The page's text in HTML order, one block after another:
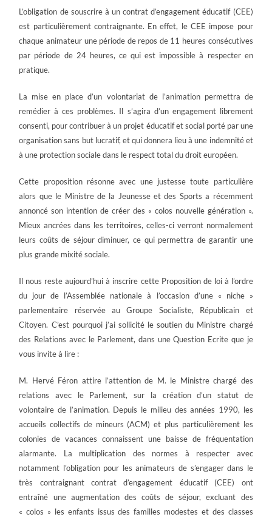
L’obligation de souscrire à un contrat d’engagement éducatif (CEE)
est particulièrement contraignante. En effet, le CEE impose pour
chaque animateur une période de repos de 11 heures consécutives
par période de 24 heures, ce qui est impossible à respecter en
pratique.
La mise en place d’un volontariat de l’animation permettra de
remédier à ces problèmes. Il s’agira d’un engagement librement
consenti, pour contribuer à un projet éducatif et social porté par une
organisation sans but lucratif, et qui donnera lieu à une indemnité et
à une protection sociale dans le respect total du droit européen.
Cette proposition résonne avec une justesse toute particulière
alors que le Ministre de la Jeunesse et des Sports a récemment
annoncé son intention de créer des « colos nouvelle génération ».
Mieux ancrées dans les territoires, celles-ci verront normalement
leurs coûts de séjour diminuer, ce qui permettra de garantir une
plus grande mixité sociale.
Il nous reste aujourd’hui à inscrire cette Proposition de loi à l’ordre
du jour de l’Assemblée nationale à l’occasion d’une « niche »
parlementaire réservée au Groupe Socialiste, Républicain et
Citoyen. C’est pourquoi j’ai sollicité le soutien du Ministre chargé
des Relations avec le Parlement, dans une Question Ecrite que je
vous invite à lire :
M. Hervé Féron attire l’attention de M. le Ministre chargé des
relations avec le Parlement, sur la création d’un statut de
volontaire de l’animation. Depuis le milieu des années 1990, les
accueils collectifs de mineurs (ACM) et plus particulièrement les
colonies de vacances connaissent une baisse de fréquentation
alarmante. La multiplication des normes à respecter avec
notamment l’obligation pour les animateurs de s’engager dans le
très contraignant contrat d’engagement éducatif (CEE) ont
entraîné une augmentation des coûts de séjour, excluant des
« colos » les enfants issus des familles modestes et des classes